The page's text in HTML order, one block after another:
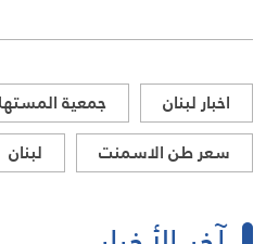
اخبار لبنان
جمعية
سعر طن الاسمنت
لبنان